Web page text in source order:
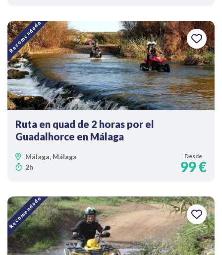
Recomendado
Ruta en quad de 2 horas por el
Guadalhorce en Málaga
Málaga, Málaga
2h
Desde
99 €
Recomendado